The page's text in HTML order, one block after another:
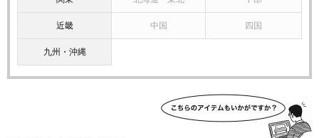
近畿 中国 四国
九州・沖縄